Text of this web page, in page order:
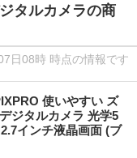
タルカメラの商
日08時 時点の情報です
使いやすい ズ
ジタルカメラ 光学5
インチ液晶画面 (ブ